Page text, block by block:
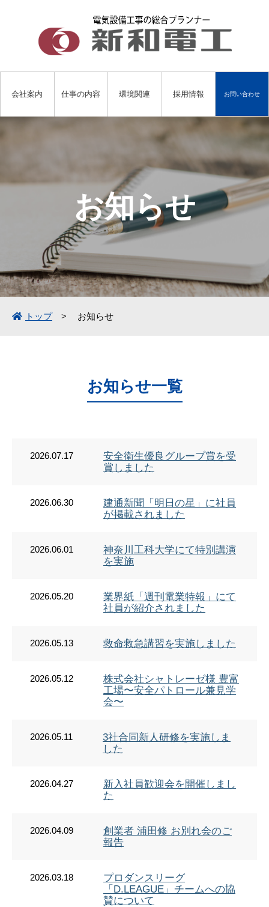
会社案内 仕事の内容 環境関連 採用情報 お問い合わせ
お知らせ
トップ お知らせ
お知らせ一覧
2026.07.17
安全衛生優良グループ賞を受
賞しました
2026.06.30
建通新聞「明日の星」に社員
が掲載されました
2026.06.01
神奈川工科大学にて特別講演
を実施
2026.05.20
業界紙「週刊電業特報」にて
社員が紹介されました
2026.05.13 救命救急講習を実施しました
2026.05.12
株式会社シャトレーゼ様 豊富
工場〜安全パトロール兼見学
会〜
2026.05.11
3社合同新人研修を実施しま
した
2026.04.27
新入社員歓迎会を開催しまし
た
2026.04.09
創業者 浦田修 お別れ会のご
報告
2026.03.18
プロダンスリーグ
「D.LEAGUE」チームへの協
賛について